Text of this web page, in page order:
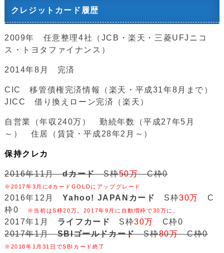
クレジットカード履歴
2009年 任意整理4社（JCB・楽天・三菱UFJニコ
ス・トヨタファイナンス）
2014年8月 完済
CIC 移管債権完済情報（楽天・平成31年8月まで）
JICC 借り換えローン完済（楽天）
自営業（年収240万） 勤続年数（平成27年5月
～） 住居（賃貸・平成28年2月～）
保持クレカ
2016年11月dカードS枠50万C枠0
※2017年3月にdカードGOLDにアップグレード
2016年12月Yahoo! JAPANカード S枠30万
C
枠0
※当初はS枠20万。2017年9月に自動増枠で30万に。
2017年1月 ライフカード S枠30万
C枠0
2017年1月SBIゴールドカードS枠80万C枠0
※2018年1月31日でSBIカード終了